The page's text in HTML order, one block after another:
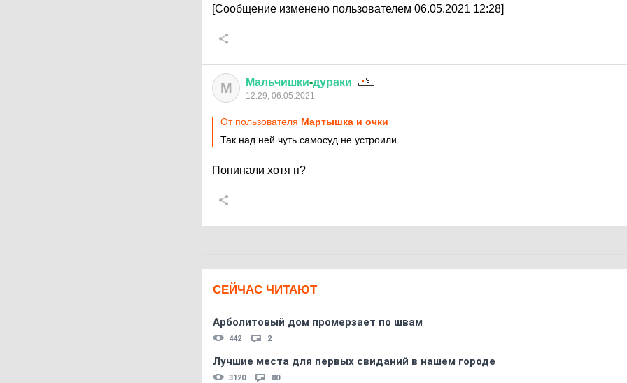
[Сообщение изменено пользователем 06.05.2021 12:28]
М Мальчишки-дураки
12:29, 06.05.2021
От пользователя Мартышка и очки
Так над ней чуть самосуд не устроили
Попинали хотя п?
СЕЙЧАС ЧИТАЮТ
Арболитовый дом промерзает по швам
442 2
Лучшие места для первых свиданий в нашем городе
3120 80